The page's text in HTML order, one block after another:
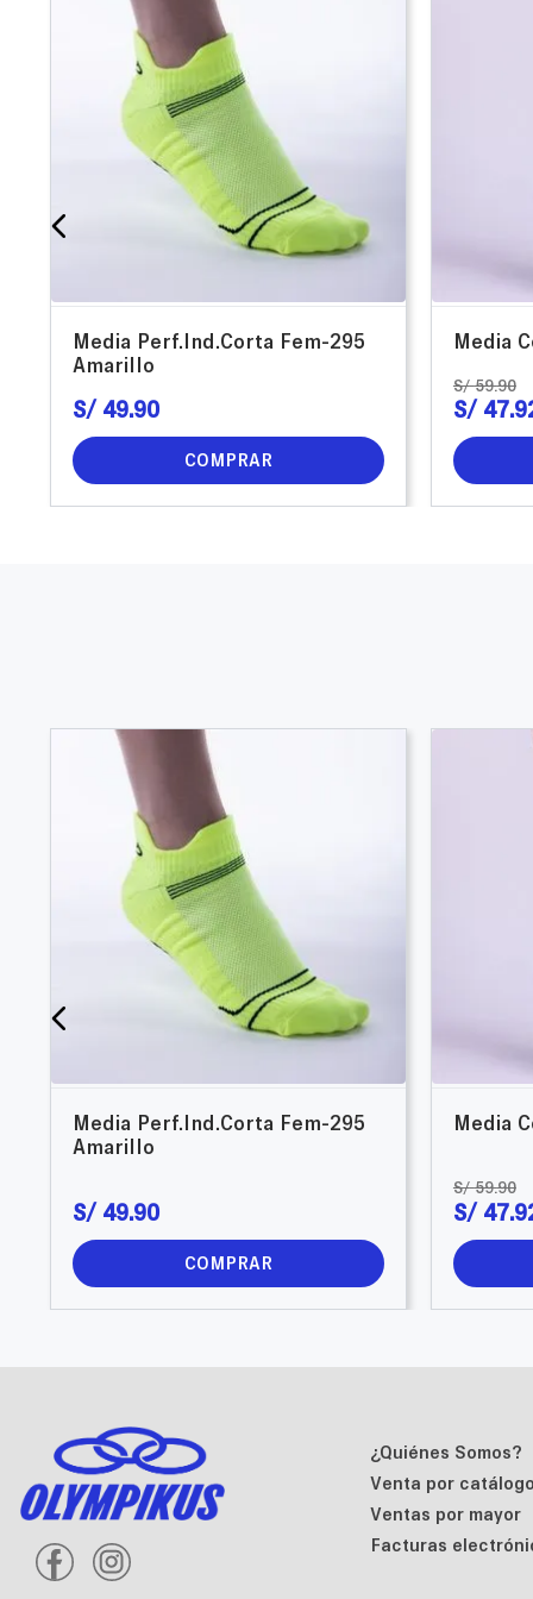
Media Perf.Ind.Corta Fem-295
Amarillo
S/ 49.90
COMPRAR
Media
S/ 59.90
S/ 47.
Media Perf.Ind.Corta Fem-295
Amarillo
S/ 49.90
COMPRAR
Media
S/ 59.90
S/ 47.
¿Quiénes Somos?
Venta por
Ventas por mayor
Facturas